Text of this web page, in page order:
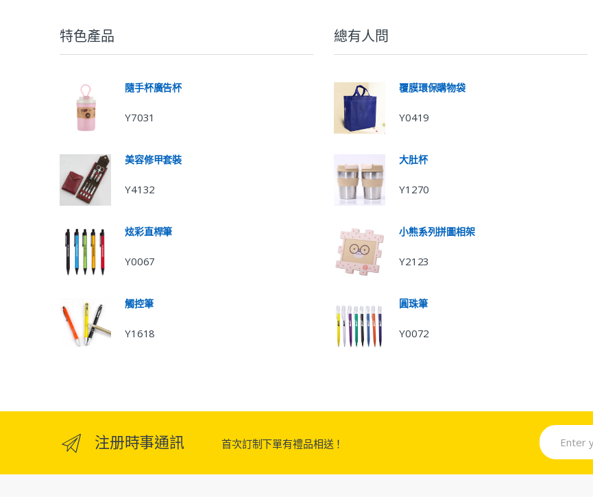
特色產品
隨手杯廣告杯
Y7031
美容修甲套裝
Y4132
炫彩直桿筆
Y0067
觸控筆
Y1618
總有人問
覆膜環保購物袋
Y0419
大肚杯
Y1270
小熊系列拼圖相架
Y2123
圓珠筆
Y0072
注册時事通訊 首次訂制下單有禮品相送！